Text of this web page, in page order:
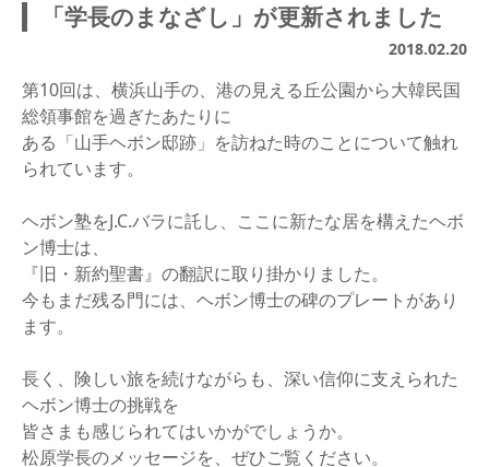
「学長のまなざし」が更新されました
2018.02.20
第10回は、横浜山手の、港の見える丘公園から大韓民国
総領事館を過ぎたあたりに
ある「山手ヘボン邸跡」を訪ねた時のことについて触れ
られています。
ヘボン塾をJ.C.バラに託し、ここに新たな居を構えたヘボ
ン博士は、
『旧・新約聖書』の翻訳に取り掛かりました。
今もまだ残る門には、ヘボン博士の碑のプレートがあり
ます。
長く、険しい旅を続けながらも、深い信仰に支えられた
ヘボン博士の挑戦を
皆さまも感じられてはいかがでしょうか。
松原学長のメッセージを、ぜひご覧ください。